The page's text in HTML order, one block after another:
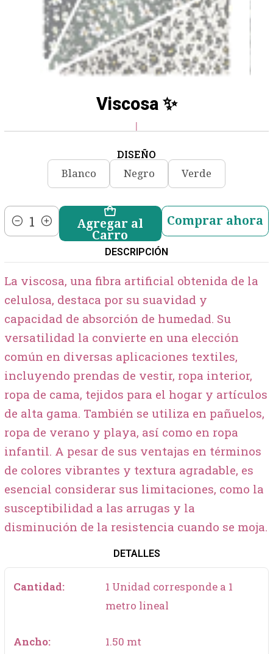
Viscosa ✨
|
DISEÑO
Blanco Negro Verde
Cantidad
Agregar al
Carro
Comprar ahora
DESCRIPCIÓN
La viscosa, una fibra artificial obtenida de la
celulosa, destaca por su suavidad y
capacidad de absorción de humedad. Su
versatilidad la convierte en una elección
común en diversas aplicaciones textiles,
incluyendo prendas de vestir, ropa interior,
ropa de cama, tejidos para el hogar y artículos
de alta gama. También se utiliza en pañuelos,
ropa de verano y playa, así como en ropa
infantil. A pesar de sus ventajas en términos
de colores vibrantes y textura agradable, es
esencial considerar sus limitaciones, como la
susceptibilidad a las arrugas y la
disminución de la resistencia cuando se moja.
DETALLES
Cantidad:
1 Unidad corresponde a 1
metro lineal
Ancho: 1.50 mt